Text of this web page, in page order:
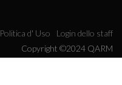
Politica d' Uso
Login dello staff
Copyright ©2024 QARM